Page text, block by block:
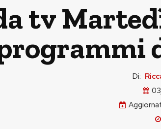
tv
Di: